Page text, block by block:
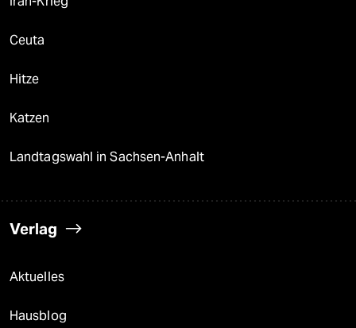
Ceuta
Hitze
Katzen
Landtagswahl in Sachsen-Anhalt
Verlag
Aktuelles
Hausblog